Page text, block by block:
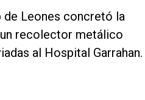
de Leones concretó la
recolector metálico
al Hospital Garrahan.